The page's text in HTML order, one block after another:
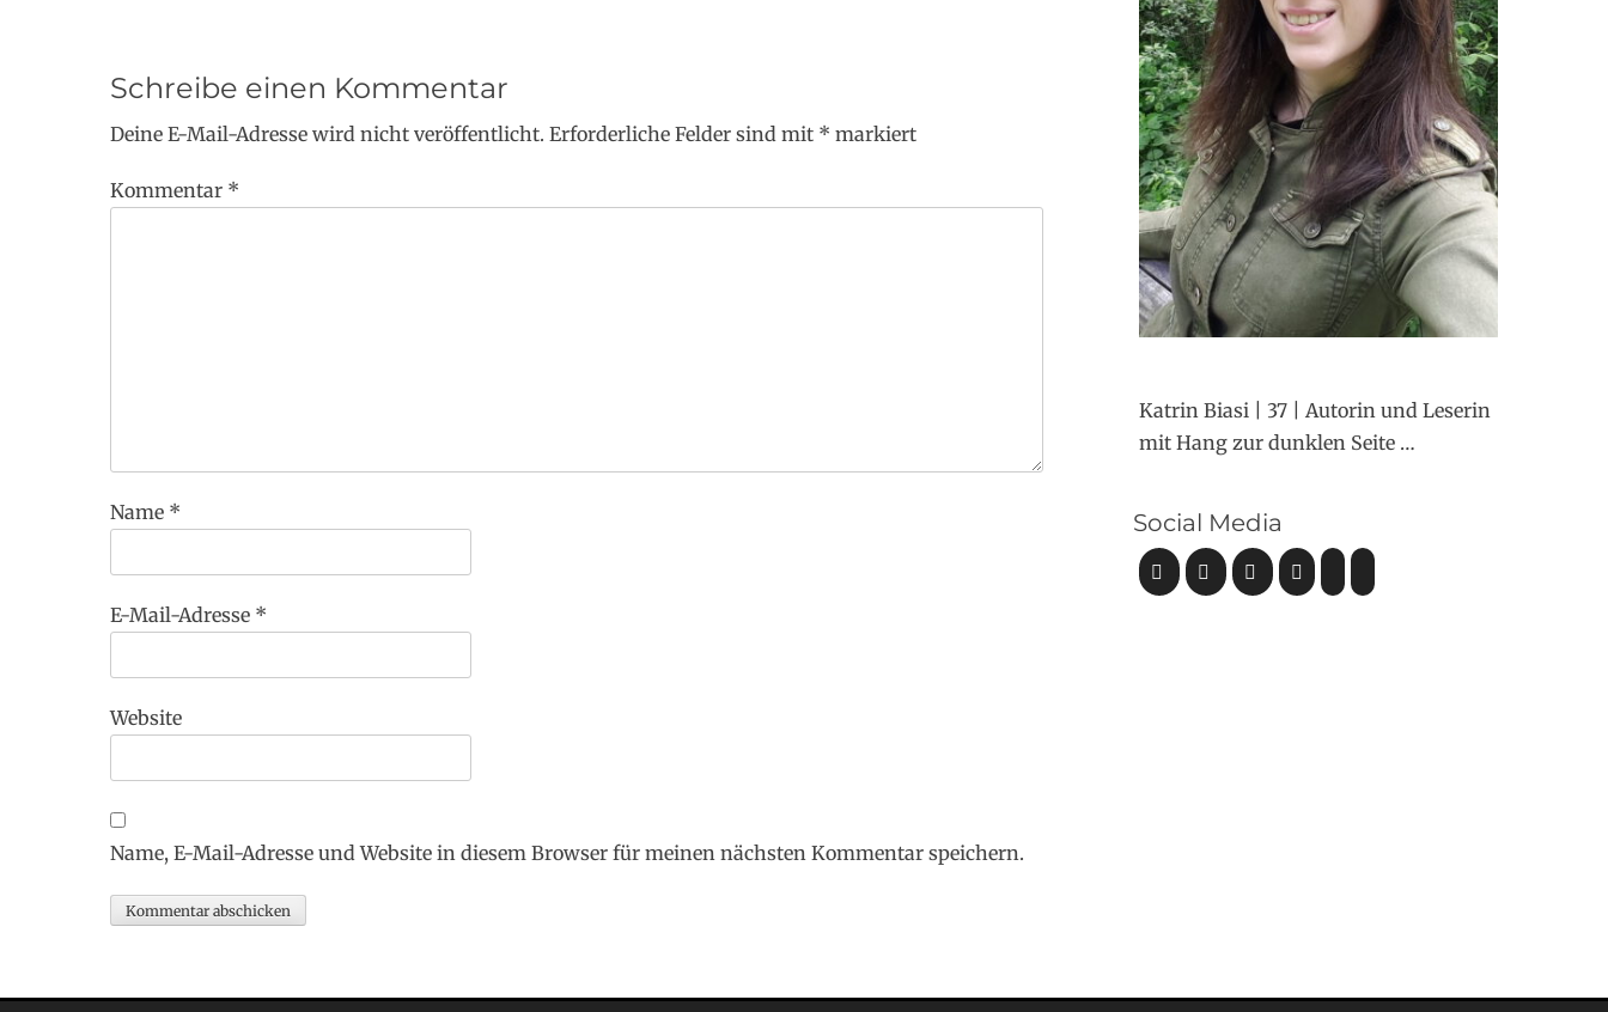
Schreibe einen Kommentar
Deine E-Mail-Adresse wird nicht veröffentlicht. Erforderliche Felder sind mit * markiert
Kommentar *
Name *
E-Mail-Adresse *
Website
Name, E-Mail-Adresse und Website in diesem Browser für meinen nächsten Kommentar speichern.
Katrin Biasi | 37 | Autorin und Leserin
mit Hang zur dunklen Seite …
Social Media